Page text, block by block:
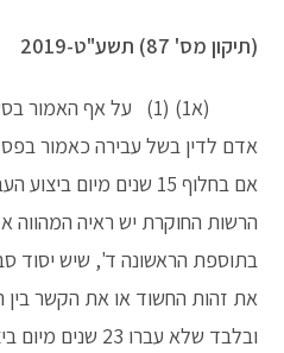
(תיקון מס' 87) תשע"ט-2019
(א1) (1) על אף האמור
אם בחלוף 15 שנים מיום
הרשות החוקרת יש ראיה המהווה
בתוספת הראשונה ד', שיש יסוד
את זהות החשוד או את הקשר בין
ובלבד שלא עברו